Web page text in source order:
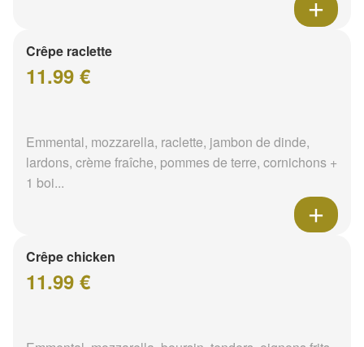
Crêpe raclette
11.99 €
Emmental, mozzarella, raclette, jambon de dinde,
lardons, crème fraîche, pommes de terre, cornichons +
1 boi...
Crêpe chicken
11.99 €